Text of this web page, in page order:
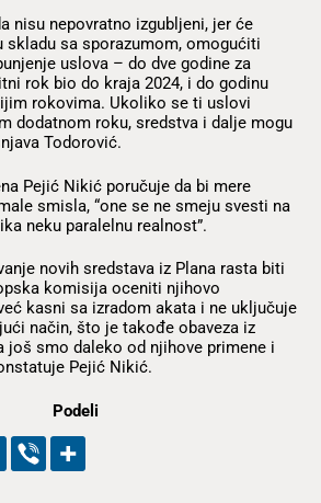
nisu nepovratno izgubljeni, jer će
skladu sa sporazumom, omogućiti
uslova – do dve godine za
rok bio do kraja 2024, i do godinu
rokovima. Ukoliko se ti uslovi
dodatnom roku, sredstva i dalje mogu
Todorović.
Pejić Nikić poručuje da bi mere
smisla, “one se ne smeju svesti na
neku paralelnu realnost”.
novih sredstava iz Plana rasta biti
komisija oceniti njihovo
kasni sa izradom akata i ne uključuje
način, što je takođe obaveza iz
još smo daleko od njihove primene i
Pejić Nikić.
Podeli